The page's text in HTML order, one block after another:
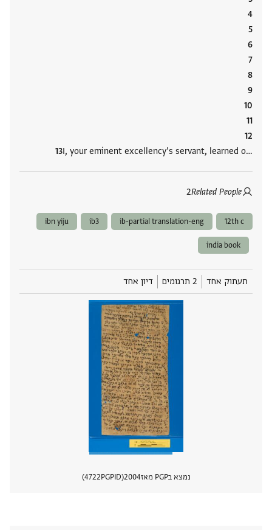
I, your eminent excellency’s servant, learned o‮…
Related People
2
12th c
ib-partial translation-eng
ib3
ibn yiju
india book
תעתוק אחד 2 תרגומים דיון אחד
נמצא בPGP מאז 2004
PGPID
4722